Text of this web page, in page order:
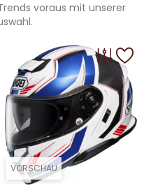
voraus mit unserer
VORSCHAU